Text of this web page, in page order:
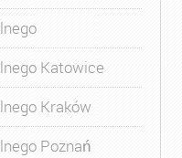
Katowice
Kraków
Poznań